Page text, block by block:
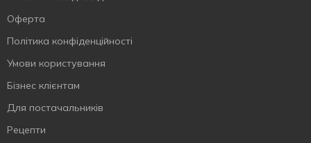
Оферта
Політика конфіденційності
Умови користування
Бізнес клієнтам
Для постачальників
Рецепти